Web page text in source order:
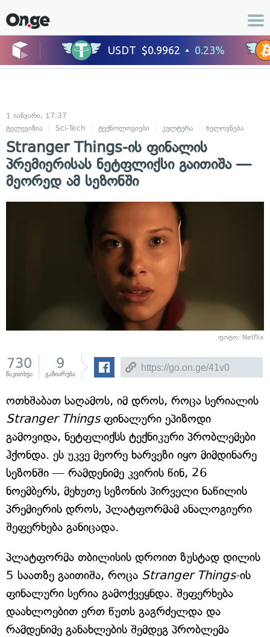
1 იანვარი, 17:37
ტელევიზია
Sci-Tech ტექნოლოგიები კულტურა ხელოვნება
Stranger Things-ის ფინალის
პრემიერისას ნეტფლიქსი გაითიშა —
მეორედ ამ სეზონში
ფოტო: Netflix
730
წაკითხვა
9
გაზიარება
ოთხშაბათ საღამოს, იმ დროს, როცა სერიალის
Stranger Thingsფინალური ეპიზოდი
გამოვიდა, ნეტფლიქსს ტექნიკური პრობლემები
ჰქონდა. ეს უკვე მეორე ხარვეზი იყო მიმდინარე
სეზონში — რამდენიმე კვირის წინ, 26
ნოემბერს, მეხუთე სეზონის პირველი ნაწილის
პრემიერის დროს, პლატფორმამ ანალოგიური
შეფერხება განიცადა.
პლატფორმა თბილისის დროით ზუსტად დილის
5 საათზე გაითიშა, როცა Stranger Things-ის
ფინალური სერია გამოქვეყნდა. შეფერხება
დაახლოებით ერთ წუთს გაგრძელდა და
რამდენიმე განახლების შემდეგ პრობლემა